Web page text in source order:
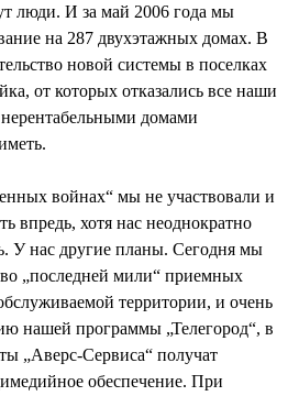
люди. И за май 2006 года мы
на 287 двухэтажных домах. В
новой системы в поселках
от которых отказались все наши
домами
войнах“ мы не участвовали и
впредь, хотя нас неоднократно
У нас другие планы. Сегодня мы
„последней мили“ приемных
территории, и очень
нашей программы „Телегород“, в
„Аверс-Сервиса“ получат
обеспечение. При